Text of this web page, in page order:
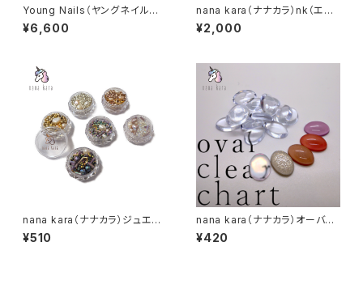
Young Nails（ヤングネイルズ）
Synergy Nail Hard Gel（シナ
ジーネイルハードジェル）15g
¥6,600
nana kara（ナナカラ）nk（エヌ
ケー）ネイルプレップ 200ml
¥2,000
nana kara（ナナカラ）ジュエリ
ーボックス（全6色）
¥510
nana kara（ナナカラ）オーバル
クリアチャート
¥420